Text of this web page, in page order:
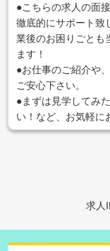
●こちらの求人の面
徹底的にサポート致
業後のお困りごとも
ます！
●お仕事のご紹介や
ご安心下さい。
●まずは見学してみ
い！など、お気軽に
求人